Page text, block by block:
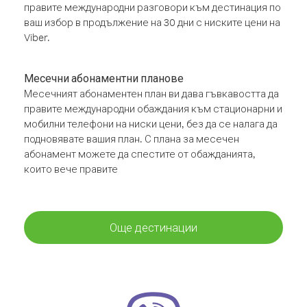
правите международни разговори към дестинация по
ваш избор в продължение на 30 дни с ниските цени на
Viber.
Месечни абонаментни планове
Месечният абонаментен план ви дава гъвкавостта да
правите международни обаждания към стационарни и
мобилни телефони на ниски цени, без да се налага да
подновявате вашия план. С плана за месечен
абонамент можете да спестите от обажданията,
които вече правите
Още дестинации